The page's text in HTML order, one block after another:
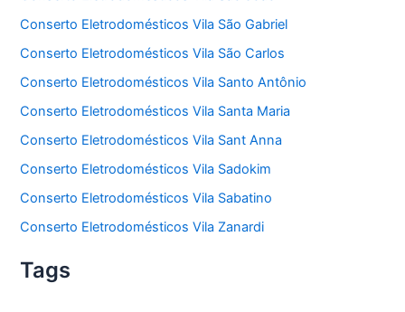
Conserto Eletrodomésticos Vila São Gabriel
Conserto Eletrodomésticos Vila São Carlos
Conserto Eletrodomésticos Vila Santo Antônio
Conserto Eletrodomésticos Vila Santa Maria
Conserto Eletrodomésticos Vila Sant Anna
Conserto Eletrodomésticos Vila Sadokim
Conserto Eletrodomésticos Vila Sabatino
Conserto Eletrodomésticos Vila Zanardi
Tags